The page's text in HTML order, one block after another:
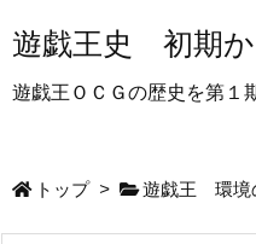
遊戯王史 初期か
遊戯王ＯＣＧの歴史を第１
トップ > 遊戯王 環境